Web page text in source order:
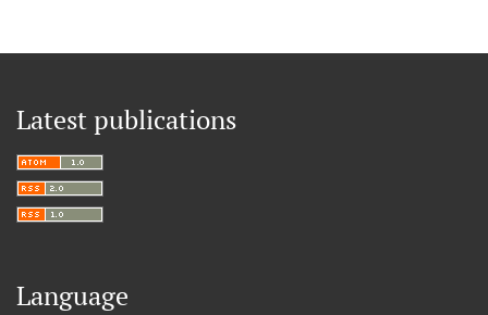
Latest publications
Language